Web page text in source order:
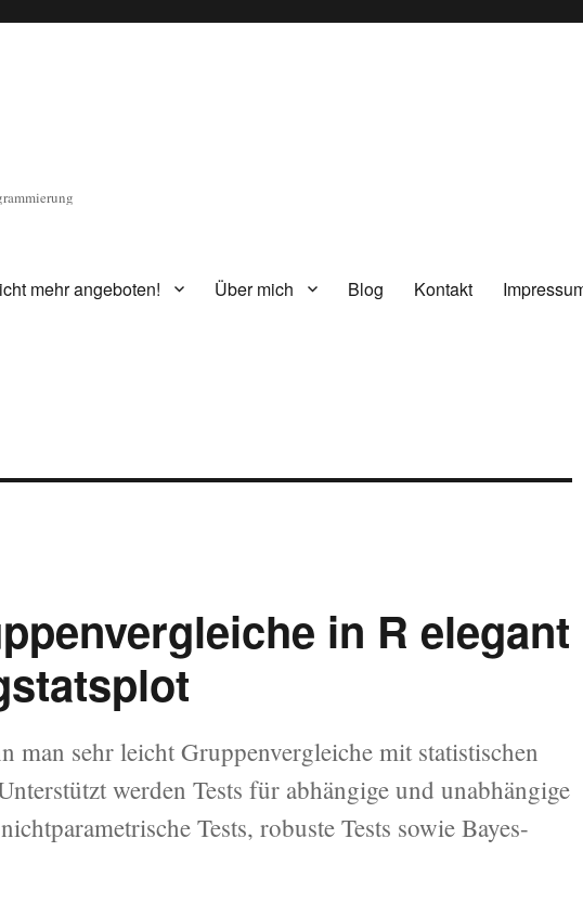
mehr angeboten! Über mich Blog Kontakt
in R elegant
man sehr leicht Gruppenvergleiche mit statistischen
werden Tests für abhängige und unabhängige
Tests, robuste Tests sowie Bayes-